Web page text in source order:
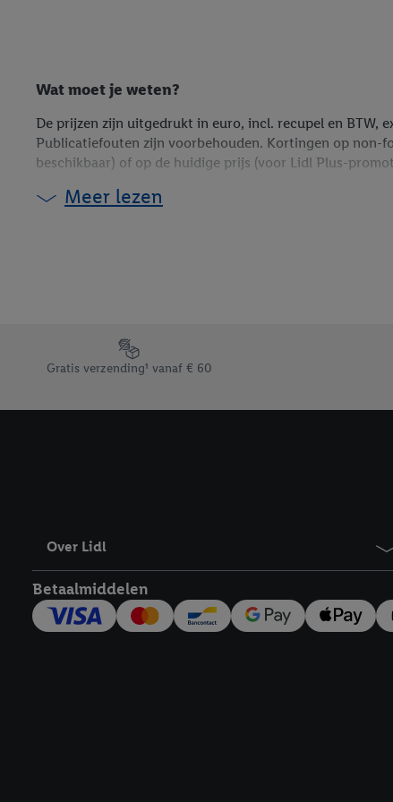
Wat moet je weten?
De prijzen zijn uitgedrukt in euro, incl. recupel en BTW,
Publicatiefouten zijn voorbehouden. Kortingen op non-
beschikbaar) of op de huidige prijs (voor Lidl Plus-
¹De gratis verzending is niet van toepassing op de
Meer lezen
Footerelement met de verschillende USPs van Lidl.be
Gratis verzending¹ vanaf € 60
Over Lidl
Betaalmiddelen